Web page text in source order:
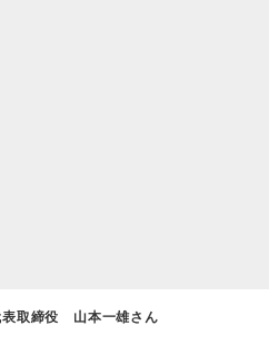
取締役 山本一雄さん